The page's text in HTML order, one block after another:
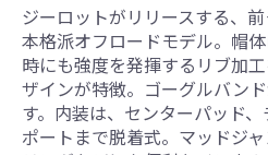
ジーロットがリリースする、
本格派オフロードモデル。帽
時にも強度を発揮するリブ加
ザインが特徴。ゴーグルバン
す。内装は、センターパッド
ポートまで脱着式。マッドジ